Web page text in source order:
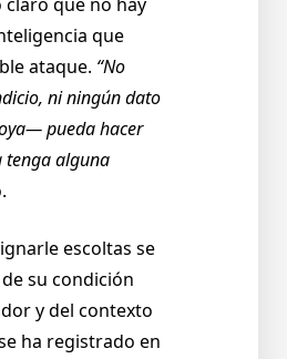
claro que no hay
que
ataque. “No
ni ningún dato
pueda hacer
tenga alguna
escoltas se
su condición
y del contexto
ha registrado en